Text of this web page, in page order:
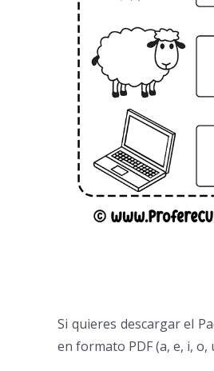
Si quieres descargar el
en formato PDF (a, e, i,